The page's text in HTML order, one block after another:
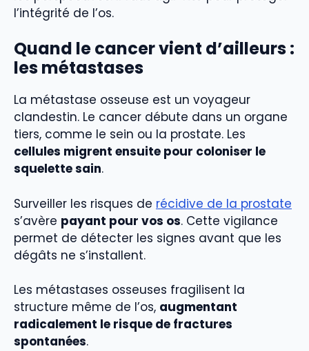
l’intégrité de l’os.
Quand le cancer vient d’ailleurs :
les métastases
La métastase osseuse est un voyageur
clandestin. Le cancer débute dans un organe
tiers, comme le sein ou la prostate. Les
cellules migrent ensuite pour coloniser le
squelette sain.
Surveiller les risques de récidive de la prostate
s’avère payant pour vos os. Cette vigilance
permet de détecter les signes avant que les
dégâts ne s’installent.
Les métastases osseuses fragilisent la
structure même de l’os, augmentant
radicalement le risque de fractures
spontanées.